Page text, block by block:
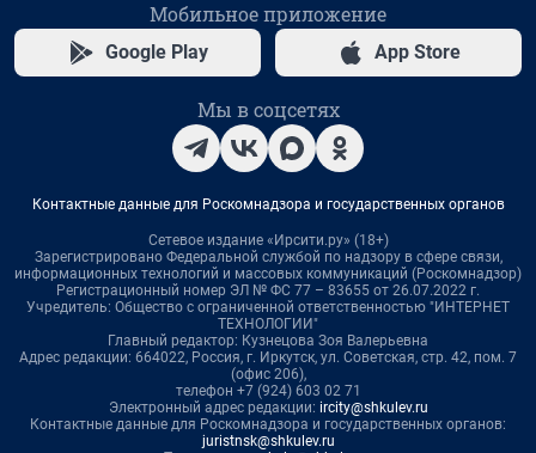
Мобильное приложение
Google Play App Store
Мы в соцсетях
Контактные данные для Роскомнадзора и государственных органов
Сетевое издание «Ирсити.ру» (18+)
Зарегистрировано Федеральной службой по надзору в сфере связи,
информационных технологий и массовых коммуникаций (Роскомнадзор)
Регистрационный номер ЭЛ № ФС 77 – 83655 от 26.07.2022 г.
Учредитель: Общество с ограниченной ответственностью "ИНТЕРНЕТ
ТЕХНОЛОГИИ"
Главный редактор: Кузнецова Зоя Валерьевна
Адрес редакции: 664022, Россия, г. Иркутск, ул. Советская, стр. 42, пом. 7
(офис 206),
телефон +7 (924) 603 02 71
Электронный адрес редакции: ircity@shkulev.ru
Контактные данные для Роскомнадзора и государственных органов:
juristnsk@shkulev.ru